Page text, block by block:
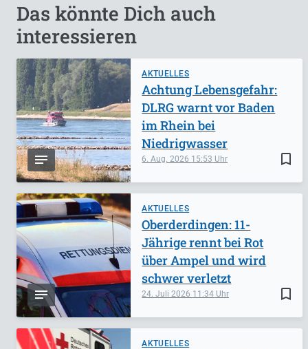
Das könnte Dich auch
interessieren
AKTUELLES
bookmark_border
6. Aug. 2026 15:53
Achtung Lebensgefahr:
DLRG warnt vor Baden
im Rhein bei
Niedrigwasser
AKTUELLES
bookmark_border
24. Juli 2026 11:34
Oberderdingen: 11-
Jährige rennt bei Rot
über Ampel und wird
schwer verletzt
AKTUELLES